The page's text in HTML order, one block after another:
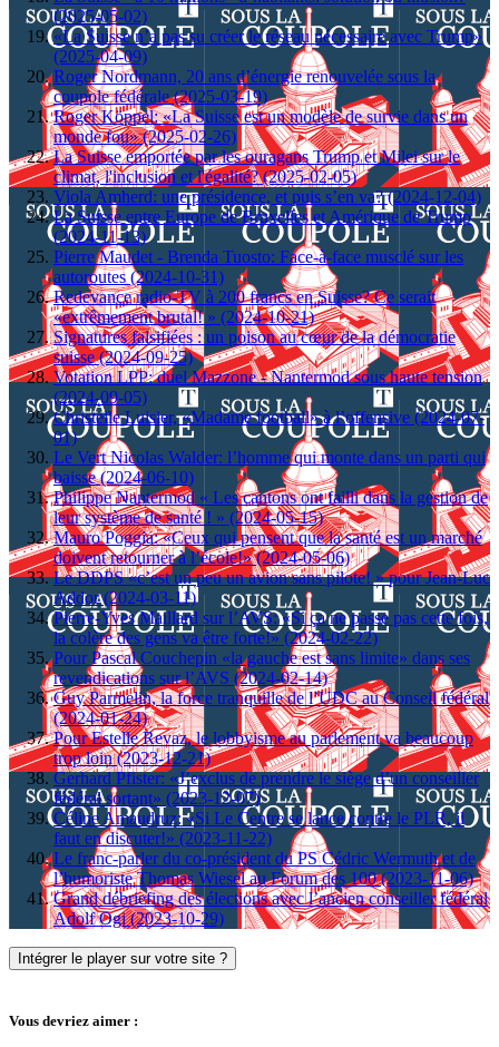
(2025-05-02)
«La Suisse n’a pas su créer le réseau nécessaire avec Trump»
(2025-04-09)
Roger Nordmann, 20 ans d’énergie renouvelée sous la
coupole fédérale (2025-03-19)
Roger Köppel: «La Suisse est un modèle de survie dans un
monde fou» (2025-02-26)
La Suisse emportée par les ouragans Trump et Milei sur le
climat, l'inclusion et l'égalité? (2025-02-05)
Viola Amherd: une présidence, et puis s’en va? (2024-12-04)
La Suisse entre Europe de Bruxelles et Amérique de Trump
(2024-11-13)
Pierre Maudet - Brenda Tuosto: Face-à-face musclé sur les
autoroutes (2024-10-31)
Redevance radio-TV à 200 francs en Suisse? Ce serait
«extrêmement brutal! » (2024-10-21)
Signatures falsifiées : un poison au cœur de la démocratie
suisse (2024-09-25)
Votation LPP: duel Mazzone - Nantermod sous haute tension
(2024-09-05)
Christelle Luisier, «Madame football» à l’offensive (2024-07-
01)
Le Vert Nicolas Walder: l’homme qui monte dans un parti qui
baisse (2024-06-10)
Philippe Nantermod « Les cantons ont failli dans la gestion de
leur système de santé ! » (2024-05-15)
Mauro Poggia: «Ceux qui pensent que la santé est un marché
doivent retourner à l’école!» (2024-05-06)
Le DDPS «c’est un peu un avion sans pilote! » pour Jean-Luc
Addor (2024-03-11)
Pierre-Yves Maillard sur l’AVS: «Si ça ne passe pas cette fois,
la colère des gens va être forte!» (2024-02-22)
Pour Pascal Couchepin «la gauche est sans limite» dans ses
revendications sur l’AVS (2024-02-14)
Guy Parmelin, la force tranquille de l’UDC au Conseil fédéral
(2024-01-24)
Pour Estelle Revaz, le lobbyisme au parlement va beaucoup
trop loin (2023-12-21)
Gerhard Pfister: «J’exclus de prendre le siège d’un conseiller
fédéral sortant» (2023-12-07)
Céline Amaudruz: «Si Le Centre se lance contre le PLR, il
faut en discuter!» (2023-11-22)
Le franc-parler du co-président du PS Cédric Wermuth et de
l’humoriste Thomas Wiesel au Forum des 100 (2023-11-06)
Grand débriefing des élections avec l’ancien conseiller fédéral
Adolf Ogi (2023-10-29)
Intégrer le player sur votre site ?
Vous devriez aimer :